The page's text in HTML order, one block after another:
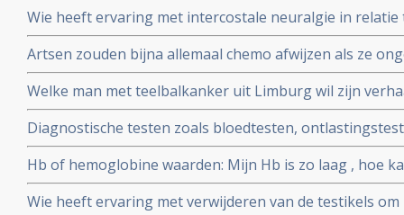
Wie heeft ervaring met intercostale neuralgie in
(bot-metastasen)? Weet iemand of hier
van de lever?
Artsen zouden bijna allemaal chemo afwijzen als ze
bewering wel?
Welke man met teelbalkanker uit Limburg wil zijn
de Limburger?
Diagnostische testen zoals bloedtesten,
enz, wat zijn dat? Waarvoor dienen ze? En kan ik die
Hb of hemoglobine waarden: Mijn Hb is zo laag , hoe
Wie heeft ervaring met verwijderen van de testikels